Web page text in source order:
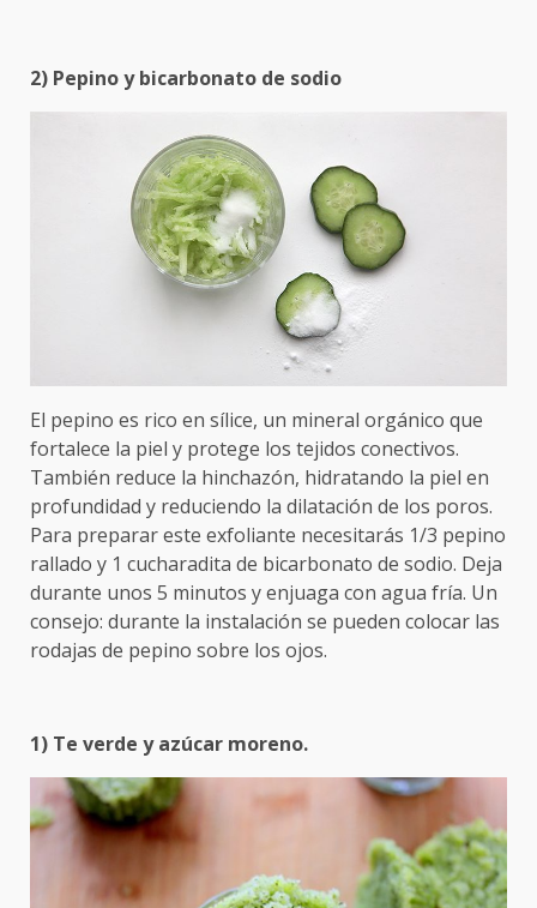
2) Pepino y bicarbonato de sodio
El pepino es rico en sílice, un mineral orgánico que
fortalece la piel y protege los tejidos conectivos.
También reduce la hinchazón, hidratando la piel en
profundidad y reduciendo la dilatación de los poros.
Para preparar este exfoliante necesitarás 1/3 pepino
rallado y 1 cucharadita de bicarbonato de sodio. Deja
durante unos 5 minutos y enjuaga con agua fría. Un
consejo: durante la instalación se pueden colocar las
rodajas de pepino sobre los ojos.
1) Te verde y azúcar moreno.